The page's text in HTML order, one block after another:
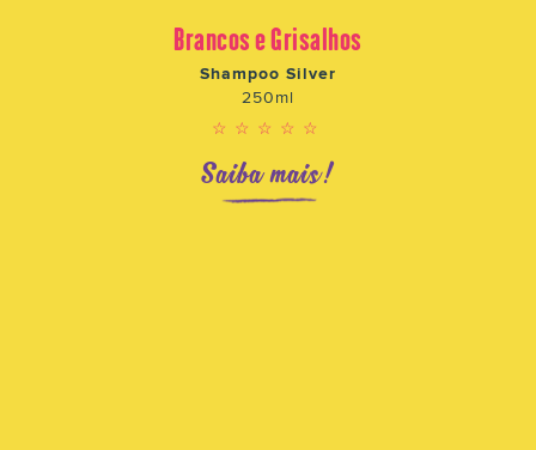
Brancos e Grisalhos
Shampoo Silver
250ml
☆☆☆☆☆
Saiba mais!